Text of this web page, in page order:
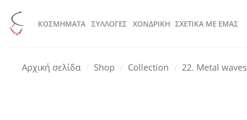
στο
περιεχόμενο
KOΣΜΗΜΑΤΑ ΣΥΛΛΟΓΕΣ ΧΟΝΔΡΙΚΗ ΣΧΕΤΙΚΑ ΜΕ ΕΜΑΣ
Αρχική σελίδα / Shop / Collection / 22. Metal waves